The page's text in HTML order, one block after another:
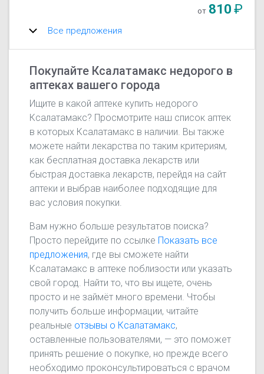
от 810₽
Все предложения
Покупайте Ксалатамакс недорого в
аптеках вашего города
Ищите в какой аптеке купить недорого
Ксалатамакс? Просмотрите наш список аптек
в которых Ксалатамакс в наличии. Вы также
можете найти лекарства по таким критериям,
как бесплатная доставка лекарств или
быстрая доставка лекарств, перейдя на сайт
аптеки и выбрав наиболее подходящие для
вас условия покупки.
Вам нужно больше результатов поиска?
Просто перейдите по ссылке Показать все
предложения, где вы сможете найти
Ксалатамакс в аптеке поблизости или указать
свой город. Найти то, что вы ищете, очень
просто и не займёт много времени. Чтобы
получить больше информации, читайте
реальные отзывы о Ксалатамакс,
оставленные пользователями, — это поможет
принять решение о покупке, но прежде всего
необходимо проконсультироваться с врачом